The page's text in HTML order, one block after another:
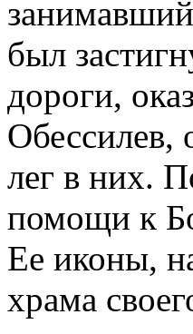
был
дороги,
Обессилев,
лег в них.
помощи к
Ее иконы,
храма